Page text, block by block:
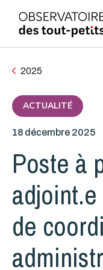
Thématiques
Explorer
Publications
Actualités
À propos
2025
ACTUALITÉ
18 décembre 2025
Poste à
de